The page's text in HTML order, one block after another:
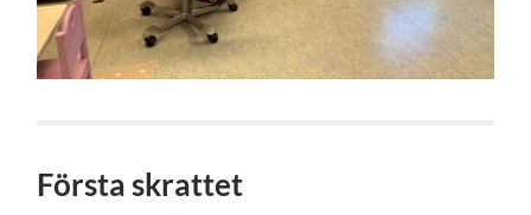
Första skrattet